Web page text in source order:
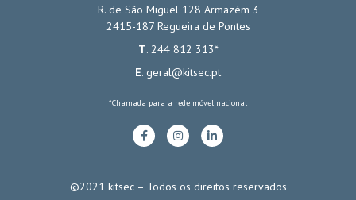
R. de São Miguel 128 Armazém 3
2415-187 Regueira de Pontes
T. 244 812 313*
E. geral@kitsec.pt
*Chamada para a rede móvel nacional
©2021 kitsec – Todos os direitos reservados